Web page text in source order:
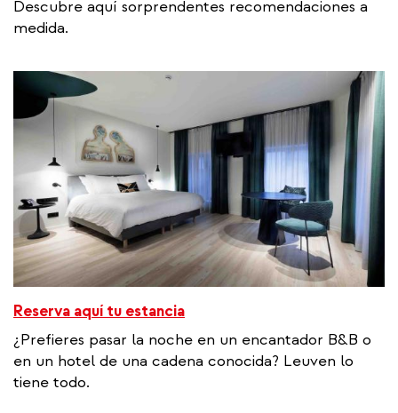
Descubre aquí sorprendentes recomendaciones a
medida.
Reserva aquí tu estancia
¿Prefieres pasar la noche en un encantador B&B o
en un hotel de una cadena conocida? Leuven lo
tiene todo.